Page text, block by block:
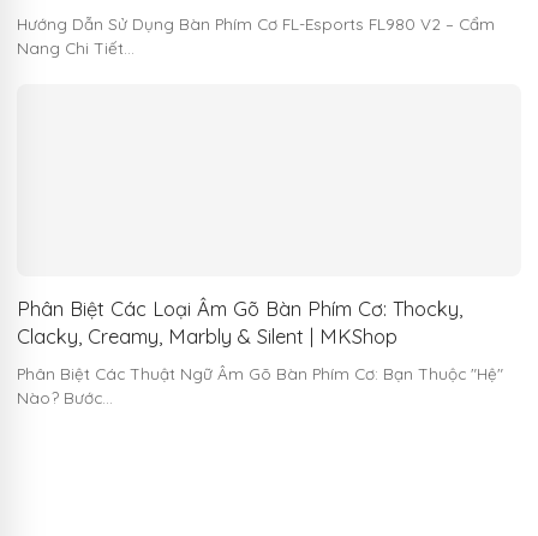
Hướng Dẫn Sử Dụng Bàn Phím Cơ FL-Esports FL980 V2 – Cẩm
Nang Chi Tiết…
Phân Biệt Các Loại Âm Gõ Bàn Phím Cơ: Thocky,
Clacky, Creamy, Marbly & Silent | MKShop
Phân Biệt Các Thuật Ngữ Âm Gõ Bàn Phím Cơ: Bạn Thuộc "Hệ"
Nào? Bước…